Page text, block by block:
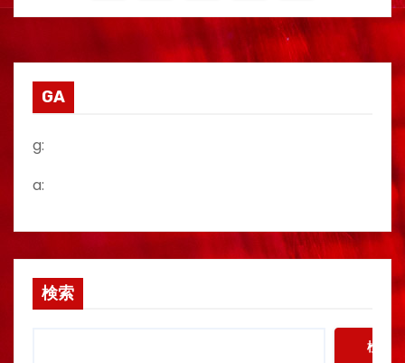
稿
の
GA
g:
a:
検索
検